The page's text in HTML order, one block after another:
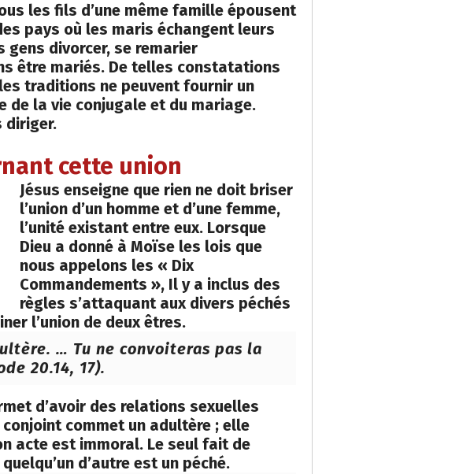
les fils d’une même famille épousent
pays où les maris échangent leurs
gens divorcer, se remarier
être mariés. De telles constatations
traditions ne peuvent fournir un
de la vie conjugale et du mariage.
diriger.
cette union
Jésus enseigne que rien ne doit briser
l’union d’un homme et d’une femme,
l’unité existant entre eux. Lorsque
Dieu a donné à Moïse les lois que
nous appelons les « Dix
Commandements », Il y a inclus des
règles s’attaquant aux divers péchés
l’union de deux êtres.
… Tu ne convoiteras pas la
20.14, 17).
d’avoir des relations sexuelles
commet un adultère ; elle
acte est immoral. Le seul fait de
d’autre est un péché.